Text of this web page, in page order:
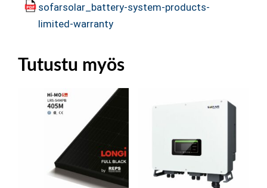
sofarsolar_battery-system-products-
limited-warranty
Tutustu myös